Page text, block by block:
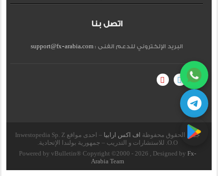
اتصل بنا
البريد الإلكتروني للدعم الفنى :support@fx-arabia.com
جميع الحقوق محفوظة اف اكس ارابيا
– احدى مواقع Inwestopedia Sp. Z
O.O. للاستشارات و التدريب – جمهورية بولندا الإتحادية.
Powered by vBulletin® Copyright ©2000 - 2026 , Designed byFx-
Arabia Team